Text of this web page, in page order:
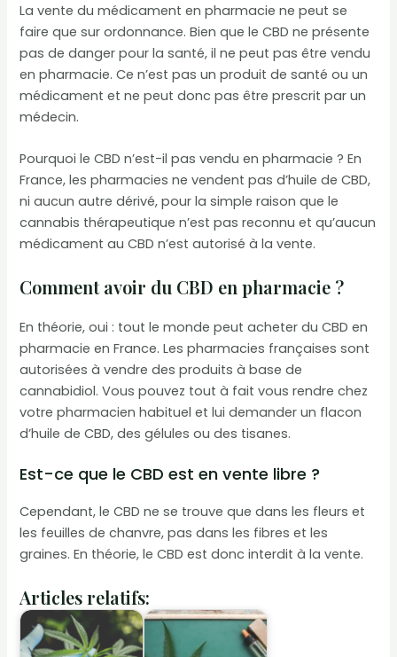
La vente du médicament en pharmacie ne peut se
faire que sur ordonnance. Bien que le CBD ne présente
pas de danger pour la santé, il ne peut pas être vendu
en pharmacie. Ce n’est pas un produit de santé ou un
médicament et ne peut donc pas être prescrit par un
médecin.
Pourquoi le CBD n’est-il pas vendu en pharmacie ? En
France, les pharmacies ne vendent pas d’huile de CBD,
ni aucun autre dérivé, pour la simple raison que le
cannabis thérapeutique n’est pas reconnu et qu’aucun
médicament au CBD n’est autorisé à la vente.
Comment avoir du CBD en pharmacie ?
En théorie, oui : tout le monde peut acheter du CBD en
pharmacie en France. Les pharmacies françaises sont
autorisées à vendre des produits à base de
cannabidiol. Vous pouvez tout à fait vous rendre chez
votre pharmacien habituel et lui demander un flacon
d’huile de CBD, des gélules ou des tisanes.
Est-ce que le CBD est en vente libre ?
Cependant, le CBD ne se trouve que dans les fleurs et
les feuilles de chanvre, pas dans les fibres et les
graines. En théorie, le CBD est donc interdit à la vente.
Articles relatifs: